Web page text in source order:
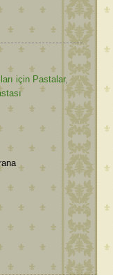
için Pastalar,